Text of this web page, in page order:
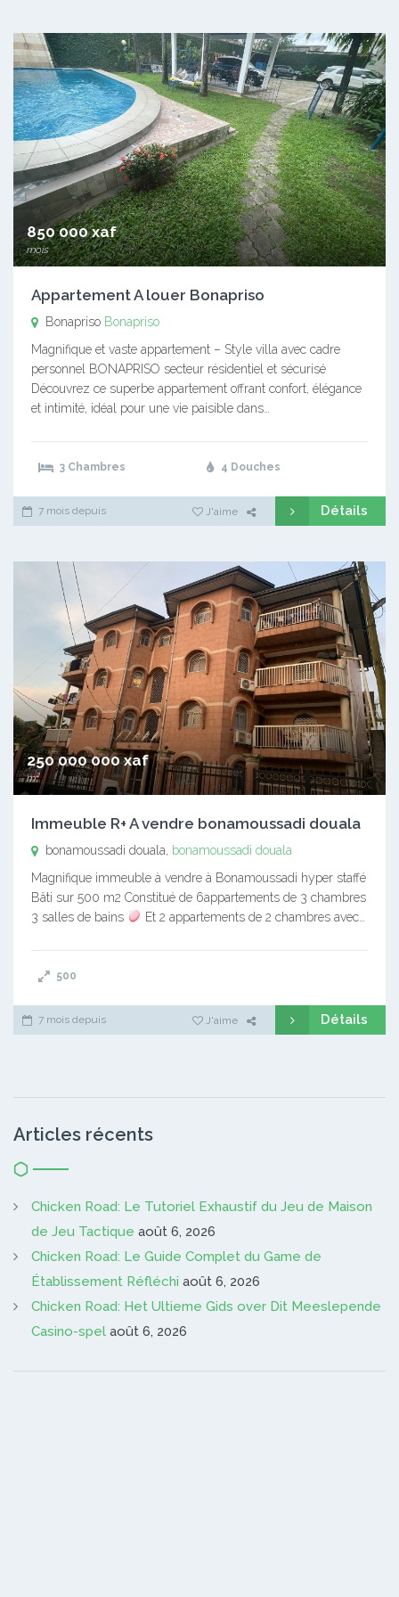
850 000 xaf
mois
Appartement A louer Bonapriso
Bonapriso Bonapriso
Magnifique et vaste appartement – Style villa avec cadre
personnel BONAPRISO secteur résidentiel et sécurisé
Découvrez ce superbe appartement offrant confort, élégance
et intimité, idéal pour une vie paisible dans…
3 Chambres 4 Douches
7 mois depuis J'aime Détails
250 000 000 xaf
m²
Immeuble R+ A vendre bonamoussadi douala
bonamoussadi douala,
bonamoussadi douala
Magnifique immeuble à vendre à Bonamoussadi hyper staffé
Bâti sur 500 m2 Constitué de 6appartements de 3 chambres
3 salles de bains
Et 2 appartements de 2 chambres avec…
500
7 mois depuis J'aime Détails
Articles récents
Chicken Road: Le Tutoriel Exhaustif du Jeu de Maison
de Jeu Tactique août 6, 2026
Chicken Road: Le Guide Complet du Game de
Établissement Réfléchi août 6, 2026
Chicken Road: Het Ultieme Gids over Dit Meeslepende
Casino-spel août 6, 2026